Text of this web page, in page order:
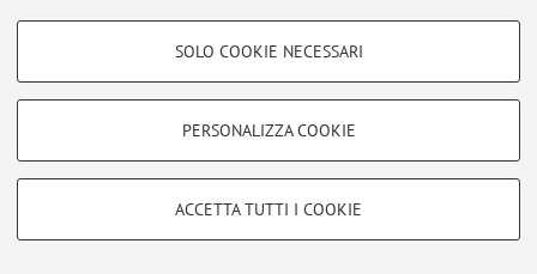
COOKIE DI PROFILAZIONE - FACOLTATIVI
COOKIE TECNICI - NECESSARI
Si tratta di cookie tecnici utilizzati, a titolo esemplificativo, per il corretto
SOLO COOKIE NECESSARI
PERSONALIZZA COOKIE
ACCETTA TUTTI I COOKIE
Area riservata
per gestire tutti i contenuti del sito.
© 2026 - ALMA MATER STUDIORUM - Università di Bologna - Via
Zamboni, 33 - 40126 Bologna - Partita IVA: 01131710376
Privacy|Note legali|Impostazioni Cookie